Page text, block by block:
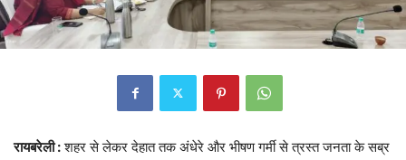
रायबरेली :शहर से लेकर देहात तक अंधेरे और भीषण गर्मी से त्रस्त जनता के सब्र